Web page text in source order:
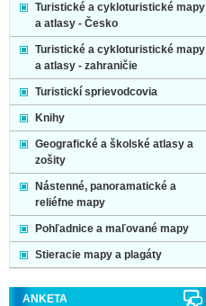
Turistické a cykloturistické mapy
a atlasy - Česko
Turistické a cykloturistické mapy
a atlasy - zahraničie
Turistickí sprievodcovia
Knihy
Geografické a školské atlasy a
zošity
Nástenné, panoramatické a
reliéfne mapy
Pohľadnice a maľované mapy
Stieracie mapy a plagáty
ANKETA